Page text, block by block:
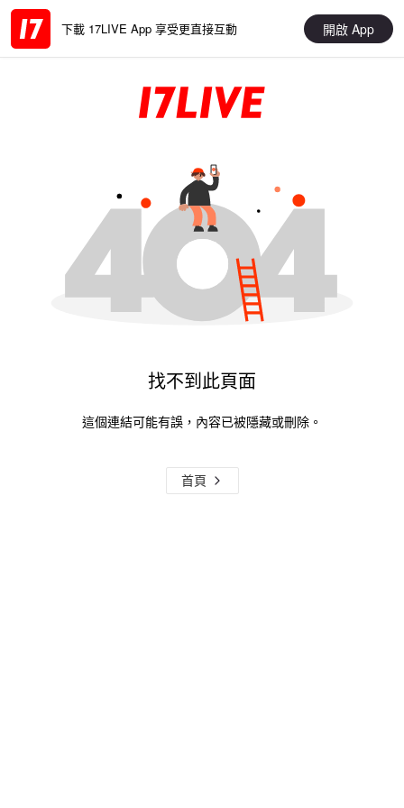
下載 17LIVE App 享受更直接互動 開啟 App
找不到此頁面
這個連結可能有誤，內容已被隱藏或刪除。
首頁